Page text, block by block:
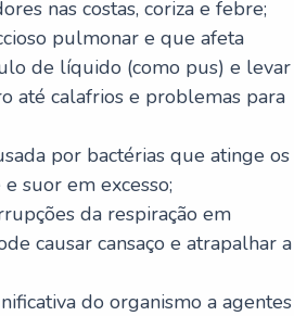
nas costas, coriza e febre;
pulmonar e que afeta
de líquido (como pus) e levar
até calafrios e problemas para
por bactérias que atinge os
suor em excesso;
da respiração em
causar cansaço e atrapalhar a
do organismo a agentes